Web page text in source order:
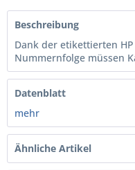
Beschreibung
Dank der etikettierten
Nummernfolge müssen
Datenblatt
mehr
Ähnliche Artikel